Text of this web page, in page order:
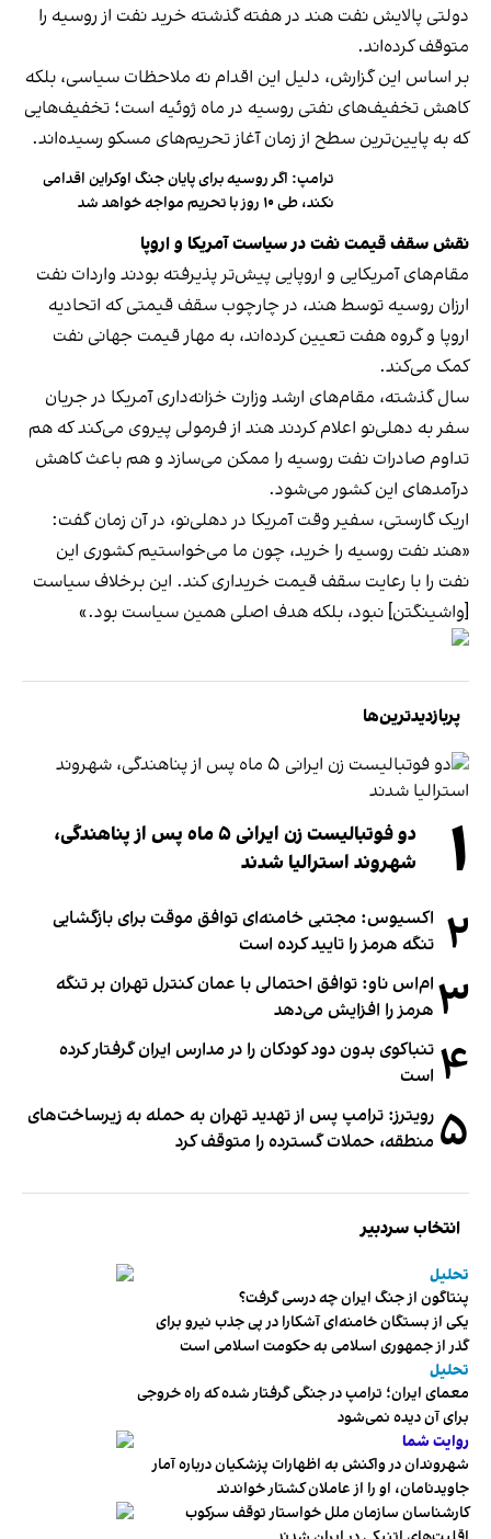
دولتی پالایش نفت هند در هفته گذشته خرید نفت از روسیه را
متوقف کرده‌اند.
بر اساس این گزارش، دلیل این اقدام نه ملاحظات سیاسی، بلکه
کاهش تخفیف‌های نفتی روسیه در ماه ژوئیه است؛ تخفیف‌هایی
که به پایین‌ترین سطح از زمان آغاز تحریم‌های مسکو رسیده‌اند.
ترامپ: اگر روسیه برای پایان جنگ اوکراین اقدامی
نکند، طی ۱۰ روز با تحریم مواجه خواهد شد
نقش سقف قیمت نفت در سیاست آمریکا و اروپا
مقام‌های آمریکایی و اروپایی پیش‌تر پذیرفته بودند واردات نفت
ارزان روسیه توسط هند، در چارچوب سقف قیمتی که اتحادیه
اروپا و گروه هفت تعیین کرده‌اند، به مهار قیمت جهانی نفت
کمک می‌کند.
سال گذشته، مقام‌های ارشد وزارت خزانه‌داری آمریکا در جریان
سفر به دهلی‌نو اعلام کردند هند از فرمولی پیروی می‌کند که هم
تداوم صادرات نفت روسیه را ممکن می‌سازد و هم باعث کاهش
درآمدهای این کشور می‌شود.
اریک گارستی، سفیر وقت آمریکا در دهلی‌نو، در آن زمان گفت:
«هند نفت روسیه را خرید، چون ما می‌خواستیم کشوری این
نفت را با رعایت سقف قیمت خریداری کند. این برخلاف سیاست
[واشینگتن] نبود، بلکه هدف اصلی همین سیاست بود.»
پربازدیدترین‌ها
۱
دو فوتبالیست زن ایرانی ۵ ماه پس از پناهندگی،
شهروند استرالیا شدند
۲ اکسیوس: مجتبی خامنه‌ای توافق موقت برای بازگشایی
تنگه هرمز را تایید کرده است
۳ ام‌اس ناو: توافق احتمالی با عمان کنترل تهران بر تنگه
هرمز را افزایش می‌دهد
۴ تنباکوی بدون دود کودکان را در مدارس ایران گرفتار کرده
است
۵ رویترز: ترامپ پس از تهدید تهران به حمله به زیرساخت‌های
منطقه، حملات گسترده را متوقف کرد
انتخاب سردبیر
تحلیل
پنتاگون از جنگ ایران چه درسی گرفت؟
یکی از بستگان خامنه‌ای آشکارا در پی جذب نیرو برای
گذر از جمهوری اسلامی به حکومت اسلامی است
تحلیل
معمای ایران؛ ترامپ در جنگی گرفتار شده که راه خروجی
برای آن دیده نمی‌شود
روایت شما
شهروندان در واکنش به اظهارات پزشکیان درباره آمار
جاویدنامان، او را از عاملان کشتار خواندند
کارشناسان سازمان ملل خواستار توقف سرکوب